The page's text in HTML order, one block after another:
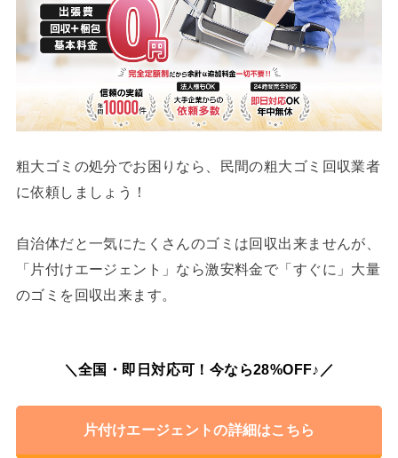
粗大ゴミの処分でお困りなら、民間の粗大ゴミ回収業者
に依頼しましょう！
自治体だと一気にたくさんのゴミは回収出来ませんが、
「片付けエージェント」なら激安料金で「すぐに」大量
のゴミを回収出来ます。
＼全国・即日対応可！今なら28%OFF♪／
片付けエージェントの詳細はこちら